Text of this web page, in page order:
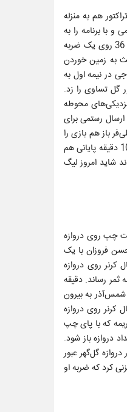
هم به منزله
75 هزار تماشاگرش فوتبالی هجومی و با برنامه را به
اجرا گذاشتند. دقیقه ۲۵ دبل سیو فوق‌العاده لوان پولی دروازه نساجی را بسته نگه داشت و در ادامه داور گل هاشم‌نژاد را مردود اعلام کرد. دقیقه 36 روی یک ضربه
به زمین خوردن
در نیمه اول به
کرد. دقیقه ۶۳ دو فوق واکنش از لوان پولی، دروژدک و تراکتور را ناکام گذاشت. دقیقه 67 تراکتور گل تساوی را زد.
حسین‌زاده در نزدیکی‌های محوطه
برای از دست دادن نداشت در دقیقه 77 گل تساوی را زد. ارسال رستمی برای
باز هم بازی را
به تساوی کشاند. قائمشهری‌ها که از نتیجه بازی مس رفسنجان مطلع بودند به آب و آتش زدند و در دقیقه 80 توسط یامگا گل سوم را زدند. در 10 دقیقه پایانی هم
5 مسابقه قبلی این طور بازی می‌کردند شاید امروز لیگ
کنند. دقیقه 9 ارسال امیر جعفری از سمت چپ روی دروازه
دروازه شمس‌آذر را محسن فروزان با یک
را به دست آورد. ارسال کرنر روی دروازه
ثمر رساند. دقیقه
شمس‌آذر به بیرون
کرنر روی دروازه
اریک باگناما از داخل محوطه جریمه که با پای چپ
دروازه باز شود.
دروازه گل‌گهر عبور
کرد که ضربه او